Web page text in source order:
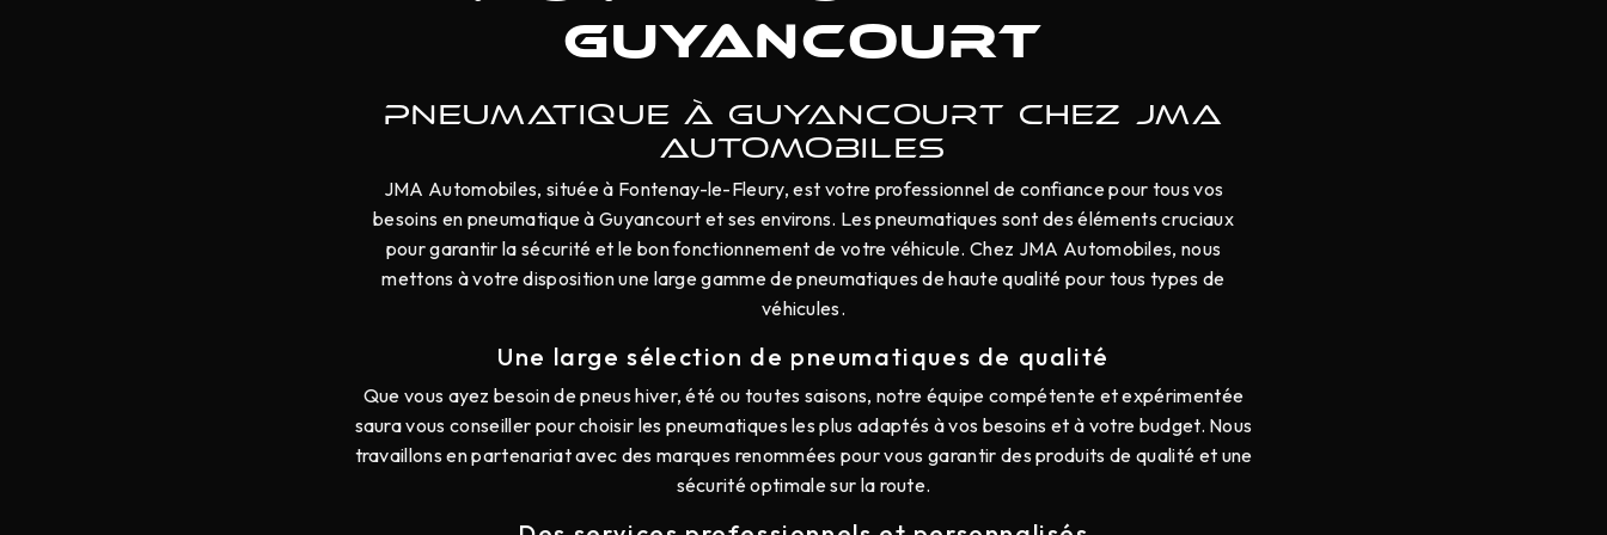
Guyancourt
PNEUMATIQUE À GUYANCOURT CHEZ JMA
AUTOMOBILES
JMA Automobiles, située à Fontenay-le-Fleury, est votre professionnel de confiance pour tous vos
besoins en pneumatique à Guyancourt et ses environs. Les pneumatiques sont des éléments cruciaux
pour garantir la sécurité et le bon fonctionnement de votre véhicule. Chez JMA Automobiles, nous
mettons à votre disposition une large gamme de pneumatiques de haute qualité pour tous types de
véhicules.
Une large sélection de pneumatiques de qualité
Que vous ayez besoin de pneus hiver, été ou toutes saisons, notre équipe compétente et expérimentée
saura vous conseiller pour choisir les pneumatiques les plus adaptés à vos besoins et à votre budget. Nous
travaillons en partenariat avec des marques renommées pour vous garantir des produits de qualité et une
sécurité optimale sur la route.